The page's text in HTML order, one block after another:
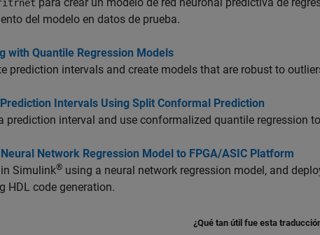
del modelo en datos de prueba.
with Quantile Regression Models
prediction intervals and create models that are robust to
Intervals Using Split Conformal Prediction
prediction interval and use conformalized quantile regression
Network Regression Model to FPGA/ASIC Platform
Simulink® using a neural network regression model, and
HDL code generation.
¿Qué tan útil fue esta